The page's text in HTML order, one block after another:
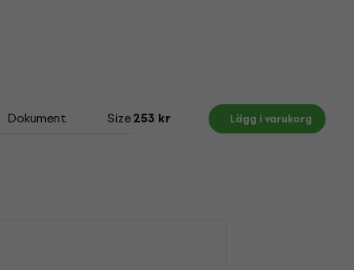
Dokument Size Chart
253 kr Lägg i varukorg